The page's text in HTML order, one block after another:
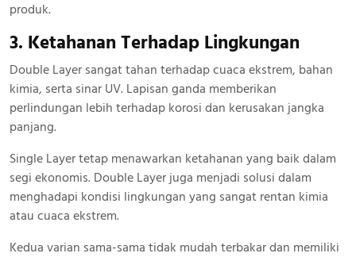
produk.
3. Ketahanan Terhadap Lingkungan
Double Layer sangat tahan terhadap cuaca ekstrem, bahan
kimia, serta sinar UV. Lapisan ganda memberikan
perlindungan lebih terhadap korosi dan kerusakan jangka
panjang.
Single Layer tetap menawarkan ketahanan yang baik dalam
segi ekonomis. Double Layer juga menjadi solusi dalam
menghadapi kondisi lingkungan yang sangat rentan kimia
atau cuaca ekstrem.
Kedua varian sama-sama tidak mudah terbakar dan memiliki